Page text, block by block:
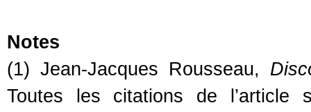
Notes
(1) Jean-Jacques Rousseau,
Toutes les citations de